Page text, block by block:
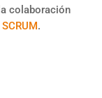
colaboración
SCRUM.